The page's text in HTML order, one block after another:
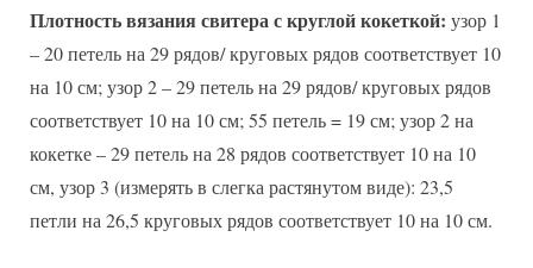
Плотность вязания свитера с круглой кокеткой: узор 1
– 20 петель на 29 рядов/ круговых рядов соответствует 10
на 10 см; узор 2 – 29 петель на 29 рядов/ круговых рядов
соответствует 10 на 10 см; 55 петель = 19 см; узор 2 на
кокетке – 29 петель на 28 рядов соответствует 10 на 10
см, узор 3 (измерять в слегка растянутом виде): 23,5
петли на 26,5 круговых рядов соответствует 10 на 10 см.